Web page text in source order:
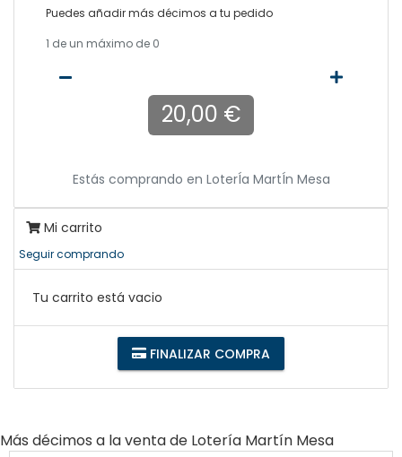
Puedes añadir más décimos a tu pedido
1 de un máximo de 0
20,00 €
Estás comprando en LoterÍa MartÍn Mesa
Mi carrito
Seguir comprando
Tu carrito está vacio
FINALIZAR COMPRA
Más décimos a la venta de Lotería Martín Mesa